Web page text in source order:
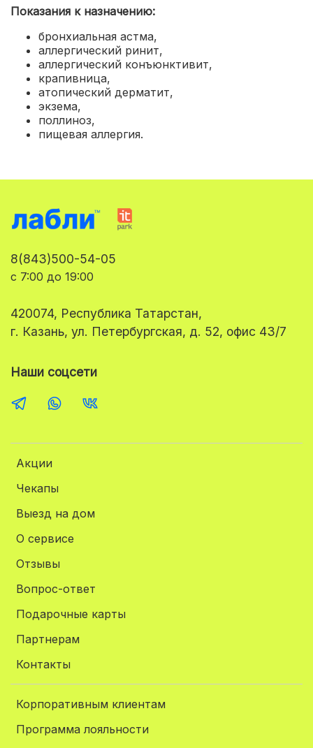
Показания к назначению:
бронхиальная астма,
аллергический ринит,
аллергический конъюнктивит,
крапивница,
атопический дерматит,
экзема,
поллиноз,
пищевая аллергия.
Акции
Чекапы
Выезд на дом
О сервисе
Отзывы
Вопрос-ответ
Подарочные карты
Партнерам
Контакты
Корпоративным клиентам
Программа лояльности
8(843)500-54-05
с 7:00 до 19:00
420074, Республика Татарстан,
г. Казань, ул. Петербургская, д. 52, офис 43/7
Наши соцсети